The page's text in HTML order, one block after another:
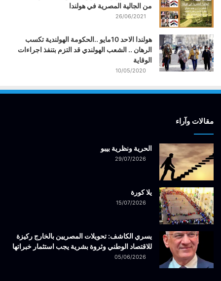
من الجالية المصرية في هولندا
26/06/2021
هولندا الاحد 10مايو ..الحكومة الهولندية تكسب
الرهان .. الشعب الهولندي قد التزم بتنفذ اجراءات
الوقاية
10/05/2020
مقالات وآراء
الحرية ونظرية بيبو
29/07/2026
يلا كورة
15/07/2026
يسري الكاشف: تحويلات المصريين بالخارج ركيزة
للاقتصاد الوطني وثروة بشرية يجب استثمار خبراتها
05/06/2026